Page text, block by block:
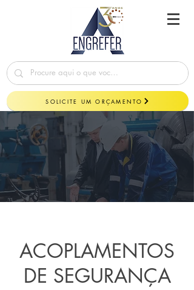
SOLICITE UM ORÇAMENTO
ACOPLAMENTOS
DE SEGURANÇA